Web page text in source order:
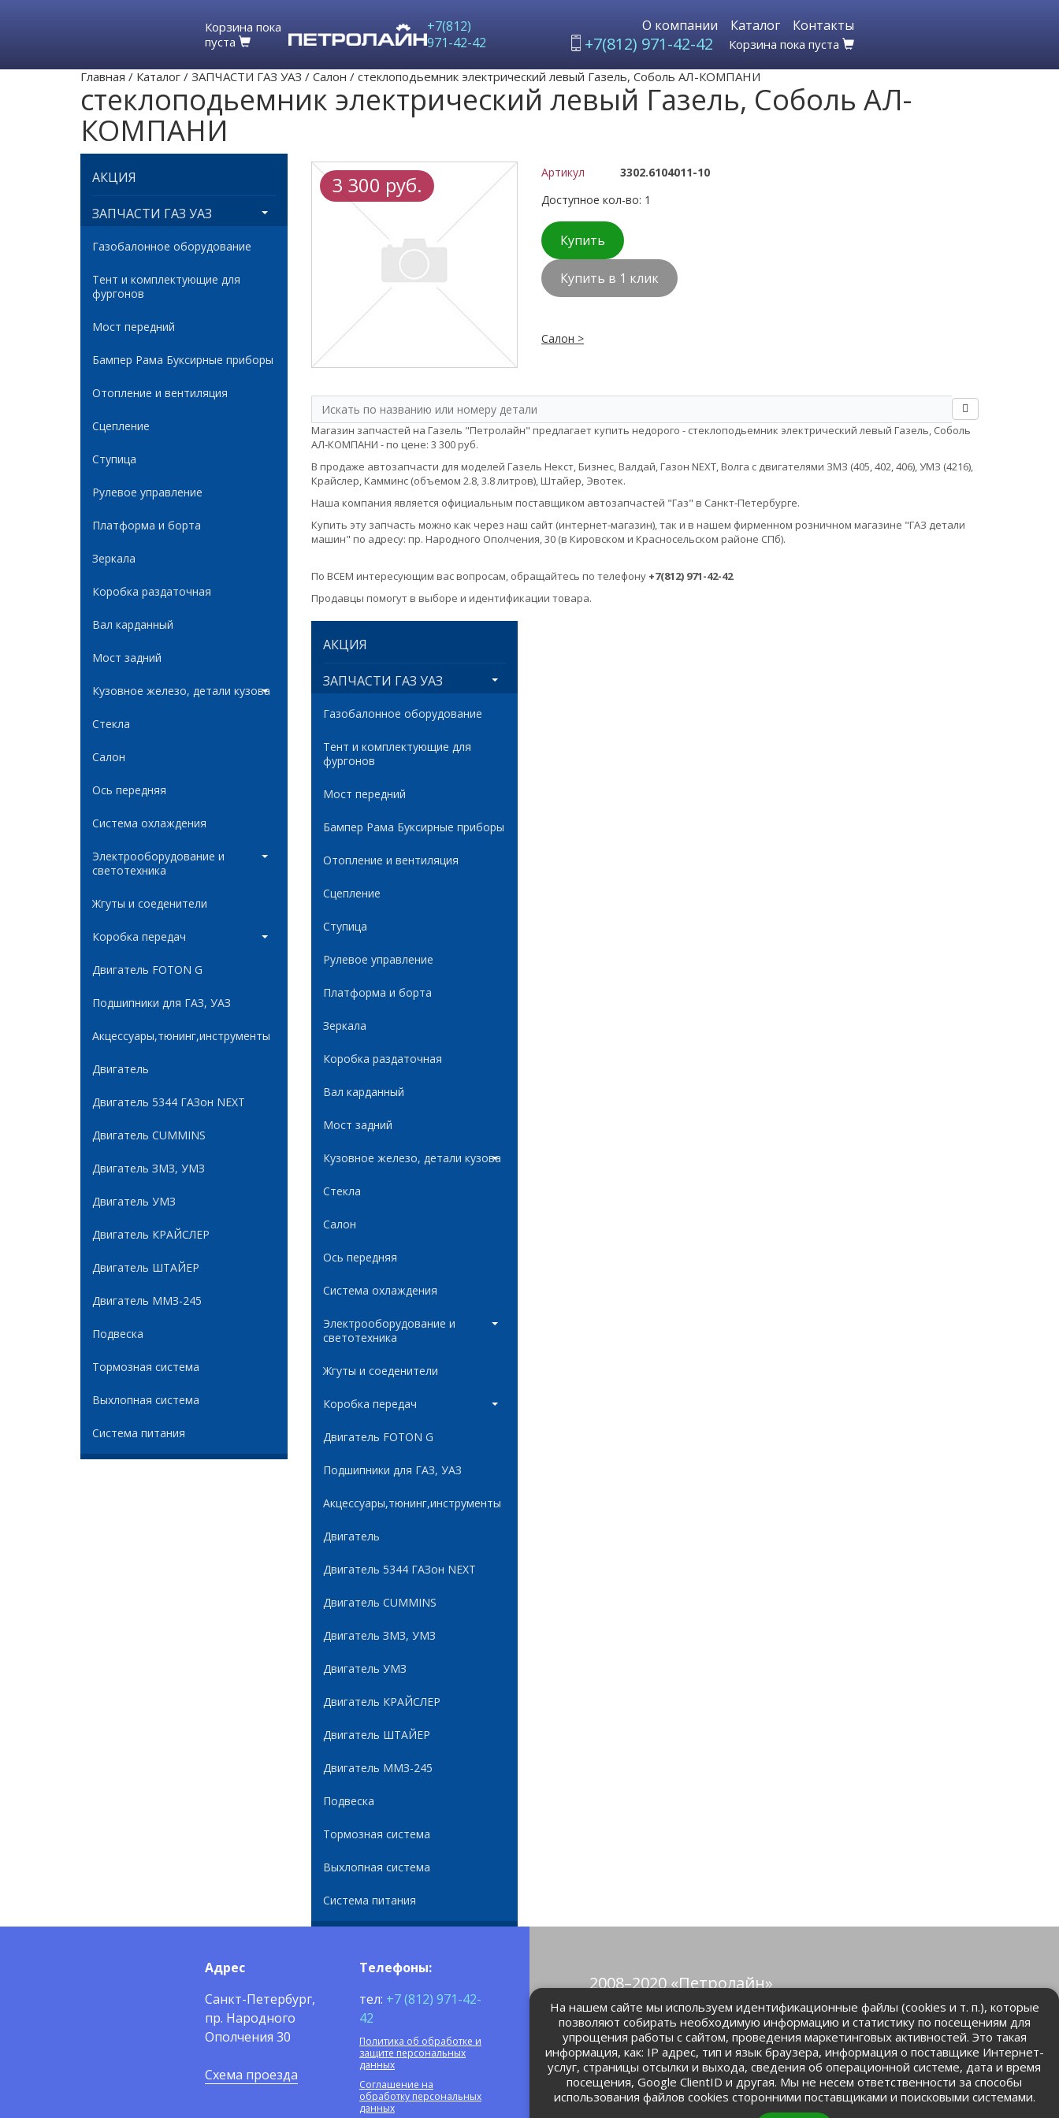
Корзина пока
пуста
+7(812)
971-42-42
О компании Каталог Контакты
+7(812) 971-42-42 Корзина пока пуста
Главная / Каталог / ЗАПЧАСТИ ГАЗ УАЗ / Салон / стеклоподьемник электрический левый Газель, Соболь АЛ-КОМПАНИ
стеклоподьемник электрический левый Газель, Соболь АЛ-
КОМПАНИ
АКЦИЯ
ЗАПЧАСТИ ГАЗ УАЗ
Газобалонное оборудование
Тент и комплектующие для
фургонов
Мост передний
Бампер Рама Буксирные приборы
Отопление и вентиляция
Сцепление
Ступица
Рулевое управление
Платформа и борта
Зеркала
Коробка раздаточная
Вал карданный
Мост задний
Кузовное железо, детали кузова
Стекла
Салон
Ось передняя
Система охлаждения
Электрооборудование и
светотехника
Жгуты и соеденители
Коробка передач
Двигатель FOTON G
Подшипники для ГАЗ, УАЗ
Акцессуары,тюнинг,инструменты
Двигатель
Двигатель 5344 ГАЗон NEXT
Двигатель CUMMINS
Двигатель ЗМЗ, УМЗ
Двигатель УМЗ
Двигатель КРАЙСЛЕР
Двигатель ШТАЙЕР
Двигатель ММЗ-245
Подвеска
Тормозная система
Выхлопная система
Система питания
3 300 руб. Артикул
3302.6104011-10
Доступное кол-во: 1
Купить
Купить в 1 клик
Салон >
Магазин запчастей на Газель "Петролайн" предлагает купить недорого - стеклоподьемник электрический левый Газель, Соболь
АЛ-КОМПАНИ - по цене: 3 300 руб.
В продаже автозапчасти для моделей Газель Некст, Бизнес, Валдай, Газон NEXT, Волга с двигателями ЗМЗ (405, 402, 406), УМЗ (4216),
Крайслер, Камминс (объемом 2.8, 3.8 литров), Штайер, Эвотек.
Наша компания является официальным поставщиком автозапчастей "Газ" в Санкт-Петербурге.
Купить эту запчасть можно как через наш сайт (интернет-магазин), так и в нашем фирменном розничном магазине "ГАЗ детали
машин" по адресу: пр. Народного Ополчения, 30 (в Кировском и Красносельском районе СПб).
По ВСЕМ интересующим вас вопросам, обращайтесь по телефону +7(812) 971-42-42
Продавцы помогут в выборе и идентификации товара.
АКЦИЯ
ЗАПЧАСТИ ГАЗ УАЗ
Газобалонное оборудование
Тент и комплектующие для
фургонов
Мост передний
Бампер Рама Буксирные приборы
Отопление и вентиляция
Сцепление
Ступица
Рулевое управление
Платформа и борта
Зеркала
Коробка раздаточная
Вал карданный
Мост задний
Кузовное железо, детали кузова
Стекла
Салон
Ось передняя
Система охлаждения
Электрооборудование и
светотехника
Жгуты и соеденители
Коробка передач
Двигатель FOTON G
Подшипники для ГАЗ, УАЗ
Акцессуары,тюнинг,инструменты
Двигатель
Двигатель 5344 ГАЗон NEXT
Двигатель CUMMINS
Двигатель ЗМЗ, УМЗ
Двигатель УМЗ
Двигатель КРАЙСЛЕР
Двигатель ШТАЙЕР
Двигатель ММЗ-245
Подвеска
Тормозная система
Выхлопная система
Система питания
Адрес
Санкт-Петербург,
пр. Народного
Ополчения 30
Схема проезда
Телефоны:
тел: +7 (812) 971-42-
42
Политика об обработке и
защите персональных
данных
Соглашение на
обработку персональных
данных
2008–2020 «Петролайн»
© Все права защищены.
petrolain@mail.ru
На нашем сайте мы используем идентификационные файлы (cookies и т. п.), которые
позволяют собирать необходимую информацию и статистику по посещениям для
упрощения работы с сайтом, проведения маркетинговых активностей. Это такая
информация, как: IP адрес, тип и язык браузера, информация о поставщике Интернет-
услуг, страницы отсылки и выхода, сведения об операционной системе, дата и время
посещения, Google ClientID и другая. Мы не несем ответственности за способы
использования файлов cookies сторонними поставщиками и поисковыми системами.